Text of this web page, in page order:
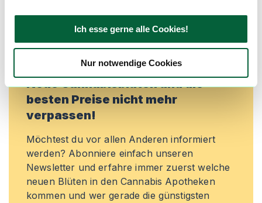
Ich esse gerne alle Cookies!
Nur notwendige Cookies
Neue Cannabisblüten und die
besten Preise nicht mehr
verpassen!
Möchtest du vor allen Anderen informiert
werden? Abonniere einfach unseren
Newsletter und erfahre immer zuerst welche
neuen Blüten in den Cannabis Apotheken
kommen und wer gerade die günstigsten